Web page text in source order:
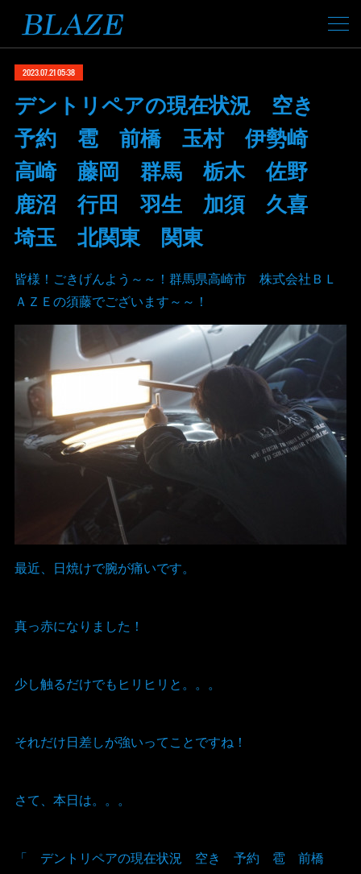
2023.07.21 05:38
デントリペアの現在状況 空き
予約 雹 前橋 玉村 伊勢崎
高崎 藤岡 群馬 栃木 佐野
鹿沼 行田 羽生 加須 久喜
埼玉 北関東 関東
皆様！ごきげんよう～～！群馬県高崎市 株式会社ＢＬ
ＡＺＥの須藤でございます～～！
最近、日焼けで腕が痛いです。
真っ赤になりました！
少し触るだけでもヒリヒリと。。。
それだけ日差しが強いってことですね！
さて、本日は。。。
「 デントリペアの現在状況 空き 予約 雹 前橋